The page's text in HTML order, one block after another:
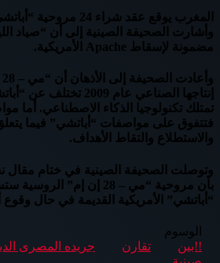
المغرب يوقع عقد شراء 24 مروحية “أباتشي” عسكرية متطورة
وأشارت الصحيفة الصينية إلى أن “صياد
مضمونة لإسقاط Apache الأمريكية.
إنتاجها الصناعي عام 2009
تمتلك تكنولوجيا الذكاء الاصطناعي. أما
فتتفوق على مواصفات “أباتشي” فيما
والاستطلاع والتقاط الأهداف.
وتوصلت الصحيفة الصينية في ختام مقال
بأن مروحية “مي – 28 إن
“أباتشي” الأمريكية القديمة في حال
الوسوم
!!بين
تقارن جريده المصرى